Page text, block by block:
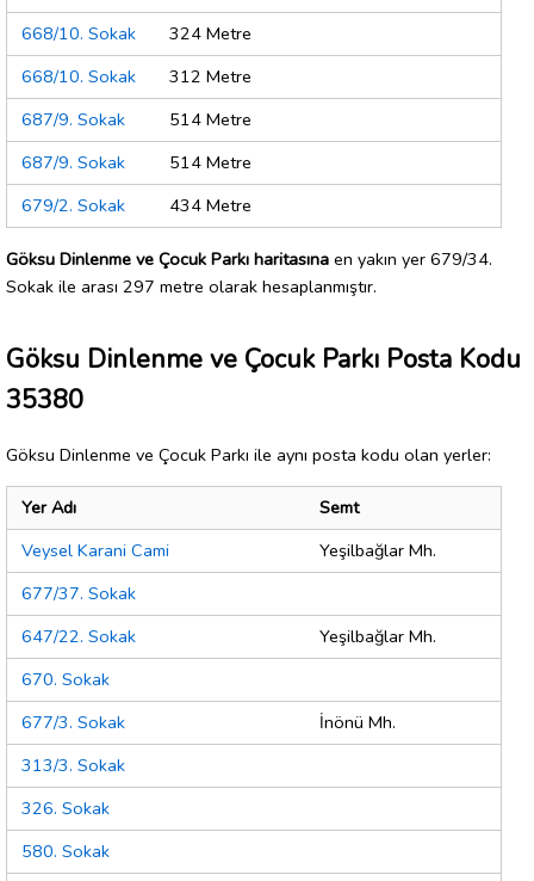
668/10. Sokak
324 Metre
668/10. Sokak
312 Metre
687/9. Sokak
514 Metre
687/9. Sokak
514 Metre
679/2. Sokak
434 Metre
Göksu Dinlenme ve Çocuk Parkı haritasına en yakın yer 679/34.
Sokak ile arası 297 metre olarak hesaplanmıştır.
Göksu Dinlenme ve Çocuk Parkı Posta Kodu
35380
Göksu Dinlenme ve Çocuk Parkı ile aynı posta kodu olan yerler:
Yer Adı
Semt
Veysel Karani Cami
Yeşilbağlar Mh.
677/37. Sokak
647/22. Sokak
Yeşilbağlar Mh.
670. Sokak
677/3. Sokak
İnönü Mh.
313/3. Sokak
326. Sokak
580. Sokak